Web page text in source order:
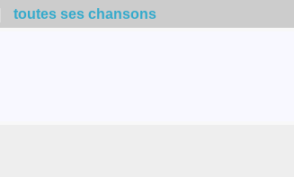
toutes ses chansons